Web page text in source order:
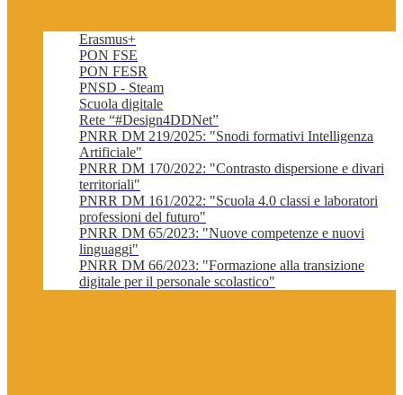
Erasmus+
PON FSE
PON FESR
PNSD - Steam
Scuola digitale
Rete “#Design4DDNet”
PNRR DM 219/2025: "Snodi formativi Intelligenza
Artificiale"
PNRR DM 170/2022: "Contrasto dispersione e divari
territoriali"
PNRR DM 161/2022: "Scuola 4.0 classi e laboratori
professioni del futuro"
PNRR DM 65/2023: "Nuove competenze e nuovi
linguaggi"
PNRR DM 66/2023: "Formazione alla transizione
digitale per il personale scolastico"